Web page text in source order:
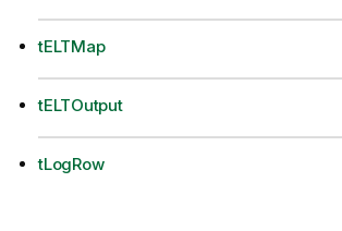
tELTMap
tELTOutput
tLogRow